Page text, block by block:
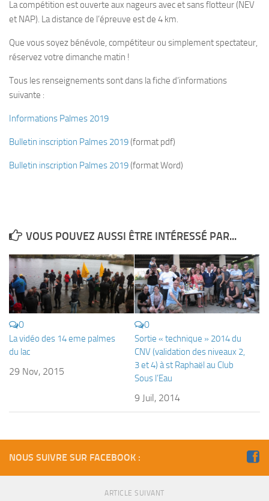
Encadrement
Historique
Plouf
Formations
Plongeur N2
Plongeur N3
Responsables
Fosse
APNEE
SORTIES
La compétition est ouverte aux nageurs avec et sans flotteur (NEV
et NAP). La distance de l’épreuve est de 4 km.
Que vous soyez bénévole, compétiteur ou simplement spectateur,
réservez votre dimanche matin !
Tous les renseignements sont dans la fiche d’informations
suivante :
Informations Palmes 2019
Bulletin inscription Palmes 2019(format pdf)
Bulletin inscription Palmes 2019(format Word)
VOUS POUVEZ AUSSI ÊTRE INTÉRESSÉ PAR...
0
La vidéo des 14 eme palmes
du lac
29 Nov, 2015
0
Sortie « technique » 2014 du
CNV (validation des niveaux 2,
3 et 4) à st Raphaël au Club
Sous l’Eau
9 Juil, 2014
NOUS SUIVRE SUR FACEBOOK :
ARTICLE SUIVANT